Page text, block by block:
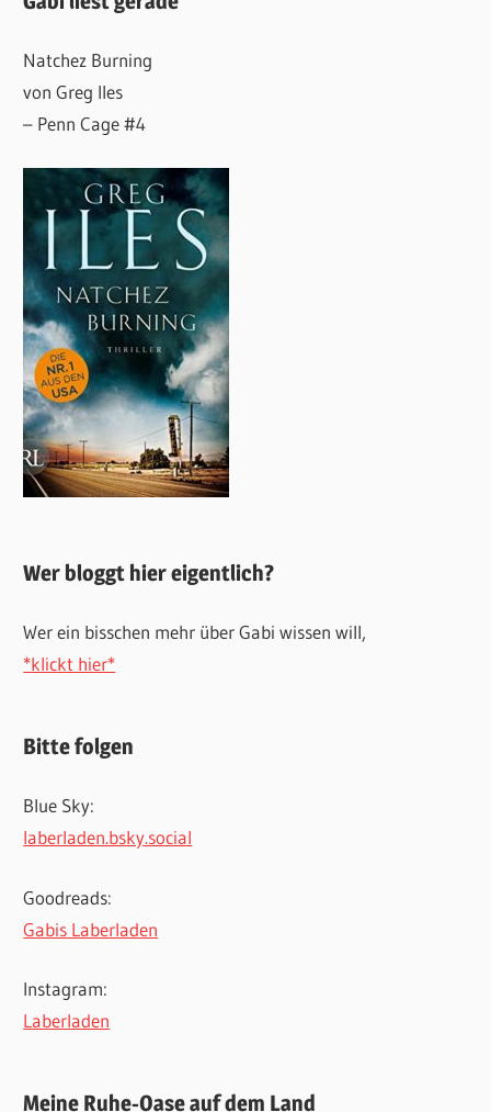
Natchez Burning
von Greg Iles
– Penn Cage #4
Wer bloggt hier eigentlich?
Wer ein bisschen mehr über Gabi wissen will,
*klickt hier*
Bitte folgen
Blue Sky:
laberladen.bsky.social
Goodreads:
Gabis Laberladen
Instagram:
Laberladen
Meine Ruhe-Oase auf dem Land